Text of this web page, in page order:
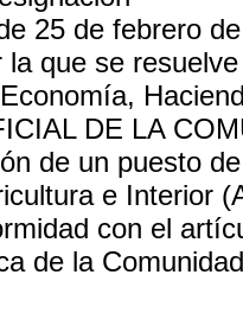
25 de febrero
la que se
DE LA
de un puesto
e Interior
con el
de la